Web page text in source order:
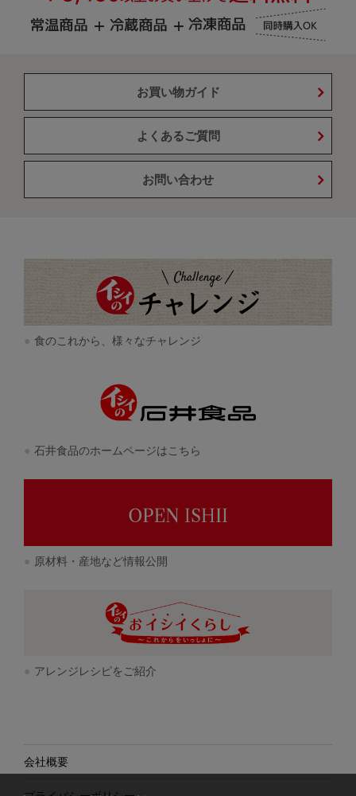
お買い物ガイド
よくあるご質問
お問い合わせ
食のこれから、様々なチャレンジ
石井食品のホームページはこちら
原材料・産地など情報公開
アレンジレシピをご紹介
会社概要